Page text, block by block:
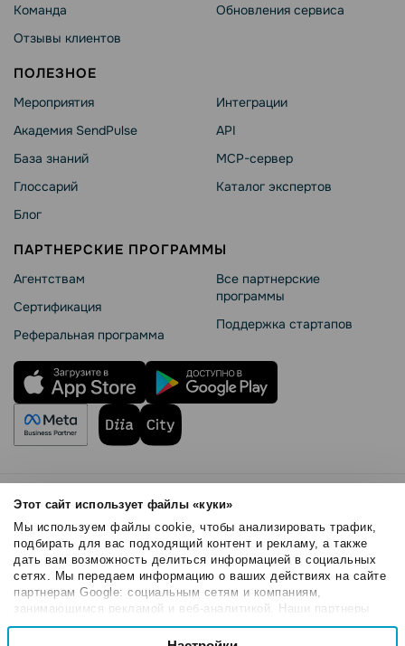
Этот сайт использует файлы «куки»
Мы используем файлы cookie, чтобы анализировать трафик,
подбирать для вас подходящий контент и рекламу, а также
дать вам возможность делиться информацией в социальных
сетях. Мы передаем информацию о ваших действиях на сайте
партнерам Google: социальным сетям и компаниям,
занимающимся рекламой и веб-аналитикой. Наши партнеры
могут комбинировать эти сведения с предоставленной вами
информацией, а также данными, которые они получили при
Выбор
Команда
Отзывы клиентов
Обновления сервиса
ПОЛЕЗНОЕ
Мероприятия
Академия SendPulse
База знаний
Глоссарий
Блог
Интеграции
API
MCP-сервер
Каталог экспертов
ПАРТНЕРСКИЕ ПРОГРАММЫ
Агентствам
Сертификация
Реферальная программа
Все партнерские
программы
Поддержка стартапов
Правила использования
Безопасность SendPulse
Политика конфиденциальности
Политика Cookies
© 2015 - 2026. ООО «СендПульс». Все права защищены.